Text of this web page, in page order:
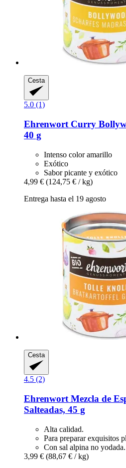
Cesta
5.0 (1)
Ehrenwort Curry
40 g
Intenso color amarillo
Exótico
Sabor picante y exótico
4,99 € (124,75 € / kg)
Entrega hasta el 19 agosto
Cesta
4.5 (2)
Ehrenwort Mezcla de
Salteadas, 45 g
Alta calidad.
Para preparar exquisitos
Con sal alpina no yodada.
3,99 € (88,67 € / kg)